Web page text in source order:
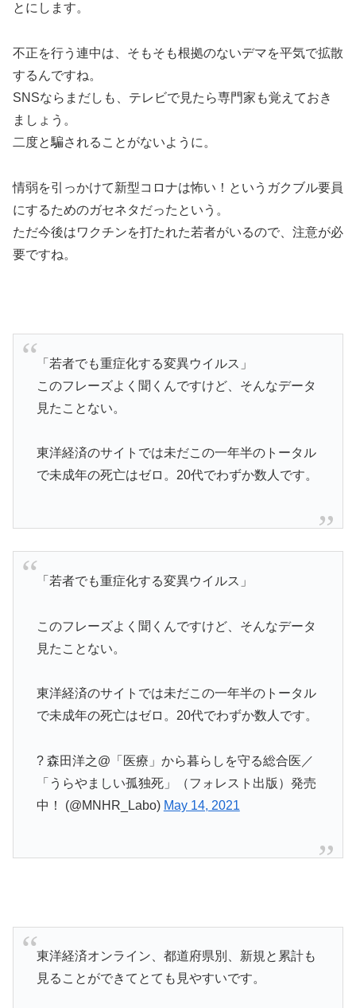
とにします。
不正を行う連中は、そもそも根拠のないデマを平気で拡散
するんですね。
SNSならまだしも、テレビで見たら専門家も覚えておき
ましょう。
二度と騙されることがないように。
情弱を引っかけて新型コロナは怖い！というガクブル要員
にするためのガセネタだったという。
ただ今後はワクチンを打たれた若者がいるので、注意が必
要ですね。
「若者でも重症化する変異ウイルス」
このフレーズよく聞くんですけど、そんなデータ
見たことない。
東洋経済のサイトでは未だこの一年半のトータル
で未成年の死亡はゼロ。20代でわずか数人です。
「若者でも重症化する変異ウイルス」
このフレーズよく聞くんですけど、そんなデータ
見たことない。
東洋経済のサイトでは未だこの一年半のトータル
で未成年の死亡はゼロ。20代でわずか数人です。
? 森田洋之@「医療」から暮らしを守る総合医／
「うらやましい孤独死」（フォレスト出版）発売
中！ (@MNHR_Labo) May 14, 2021
東洋経済オンライン、都道府県別、新規と累計も
見ることができてとても見やすいです。